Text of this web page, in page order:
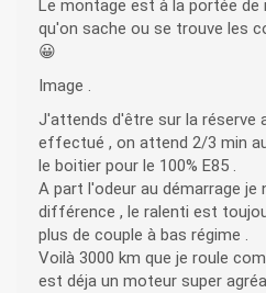
Le montage est à la portée de
qu'on sache ou se trouve les
😀
Image .
J'attends d'être sur la réserve
effectué , on attend 2/3 min
le boitier pour le 100% E85 .
A part l'odeur au démarrage je
différence , le ralenti est
plus de couple à bas régime .
Voilà 3000 km que je roule comme ça , Le
est déja un moteur super